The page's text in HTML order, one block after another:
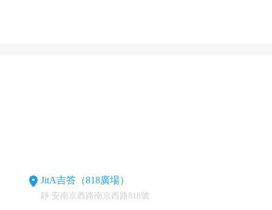
JitA吉答（818廣場）
靜 安南京西路南京西路818號